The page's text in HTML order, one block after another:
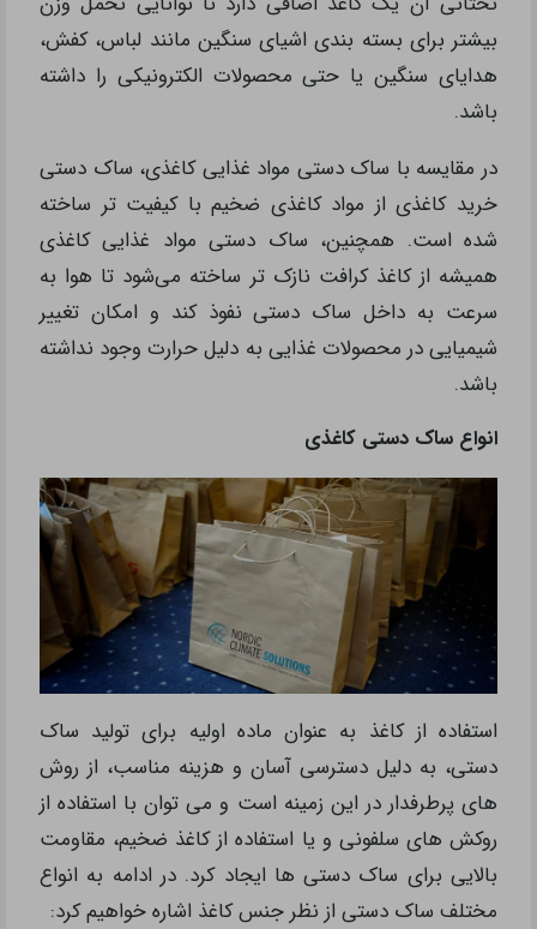
بیشتر برای بسته بندی اشیای سنگین مانند لباس، کفش،
هدایای سنگین یا حتی محصولات الکترونیکی را داشته
باشد.
در مقایسه با ساک دستی مواد غذایی کاغذی، ساک دستی
خرید کاغذی از مواد کاغذی ضخیم با کیفیت تر ساخته
شده است. همچنین، ساک دستی مواد غذایی کاغذی
همیشه از کاغذ کرافت نازک تر ساخته می‌شود تا هوا به
سرعت به داخل ساک دستی نفوذ کند و امکان تغییر
شیمیایی در محصولات غذایی به دلیل حرارت وجود نداشته
باشد.
انواع ساک دستی کاغذی
استفاده از کاغذ به عنوان ماده اولیه برای تولید ساک
دستی، به دلیل دسترسی آسان و هزینه مناسب، از روش
های پرطرفدار در این زمینه است و می توان با استفاده از
روکش های سلفونی و یا استفاده از کاغذ ضخیم، مقاومت
بالایی برای ساک دستی ها ایجاد کرد. در ادامه به انواع
مختلف ساک دستی از نظر جنس کاغذ اشاره خواهیم کرد: